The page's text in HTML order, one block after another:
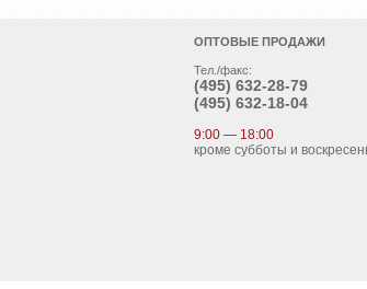
ОПТОВЫЕ ПРОДАЖИ
Тел./факс:
(495) 632-28-79
(495) 632-18-04
9:00 — 18:00
кроме субботы и